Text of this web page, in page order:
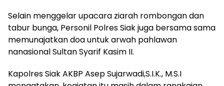
Selain menggelar upacara ziarah rombongan dan
tabur bunga, Personil Polres Siak juga bersama sama
memunajatkan doa untuk arwah pahlawan
nanasional Sultan Syarif Kasim II.
Kapolres Siak AKBP Asep Sujarwadi,S.I.K., M.S.I